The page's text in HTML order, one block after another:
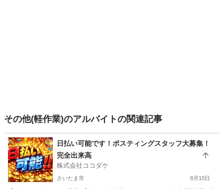
その他(軽作業)のアルバイトの関連記事
日払い可能です！ポスティングスタッフ大募集！
完全出来高
株式会社ココダケ
さいたま市 8月10日